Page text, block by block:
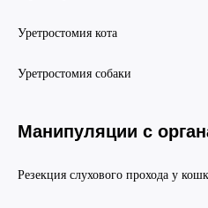
Уретростомия кота
Уретростомия собаки
Манипуляции с
Резекция слухового прохода у